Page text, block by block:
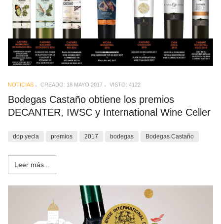
NOTICIAS CREADO: 18 MAYO 2017 VISTO: 4122
Bodegas Castaño obtiene los premios
DECANTER, IWSC y International Wine Celler
dop yecla premios 2017 bodegas Bodegas Castaño
Leer más...